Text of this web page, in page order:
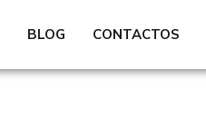
BLOG CONTACTOS